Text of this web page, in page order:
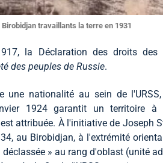
travaillants la terre en 1931
la Déclaration des droits des
des peuples de Russie.
une nationalité au sein de
1924 garantit un territoire à
attribuée. À l'initiative de Joseph
au Birobidjan, à l'extrémité
déclassée » au rang d'oblast (unité